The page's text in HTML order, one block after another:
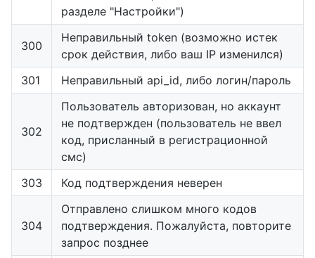
разделе "Настройки")
300
Неправильный token (возможно истек
срок действия, либо ваш IP изменился)
301
Неправильный api_id, либо логин/пароль
302
Пользователь авторизован, но аккаунт
не подтвержден (пользователь не ввел
код, присланный в регистрационной
смс)
303
Код подтверждения неверен
304
Отправлено слишком много кодов
подтверждения. Пожалуйста, повторите
запрос позднее